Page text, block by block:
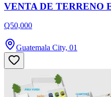
VENTA DE TERRENO
Q50,000
Guatemala City, 01